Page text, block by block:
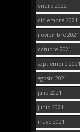
enero 2022
diciembre 2021
noviembre 2021
octubre 2021
septiembre 2021
agosto 2021
julio 2021
junio 2021
mayo 2021